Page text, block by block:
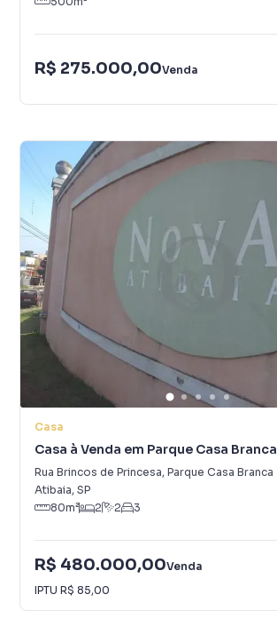
R$ 275.000,00Venda
Casa
Casa à Venda em Parque Casa Branca
Rua Brincos de Princesa, Parque Casa Branca
Atibaia, SP
80m² 2 2 3
R$ 480.000,00Venda
IPTU R$ 85,00